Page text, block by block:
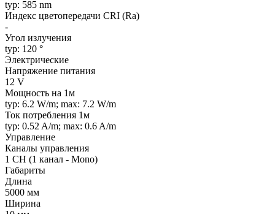
typ: 585 nm
Индекс цветопередачи CRI (Ra)
-
Угол излучения
typ: 120 °
Электрические
Напряжение питания
12 V
Мощность на 1м
typ: 6.2 W/m; max: 7.2 W/m
Ток потребления 1м
typ: 0.52 A/m; max: 0.6 A/m
Управление
Каналы управления
1 CH (1 канал - Mono)
Габариты
Длина
5000 мм
Ширина